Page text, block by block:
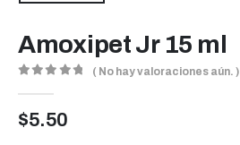
Amoxipet Jr 15 ml
( No hay valoraciones aún. )
$5.50